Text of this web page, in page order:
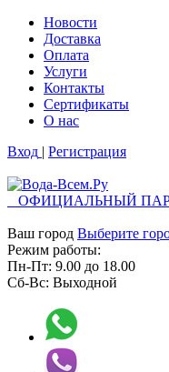
Новости
Доставка
Оплата
Услуги
Контакты
Cертификаты
О нас
Вход | Регистрация
ОФИЦИАЛЬНЫЙ
Ваш город Выберите
Режим работы:
Пн-Пт: 9.00 до 18.00
Сб-Вс: Выходной